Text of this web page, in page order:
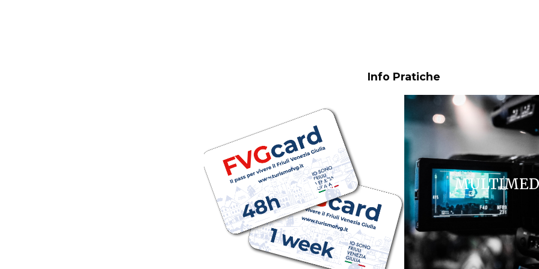
Info Pratiche
FVG CARD